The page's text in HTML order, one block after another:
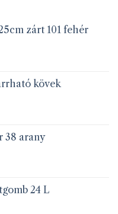
zárt 101 fehér
kövek
38 arany
24 L